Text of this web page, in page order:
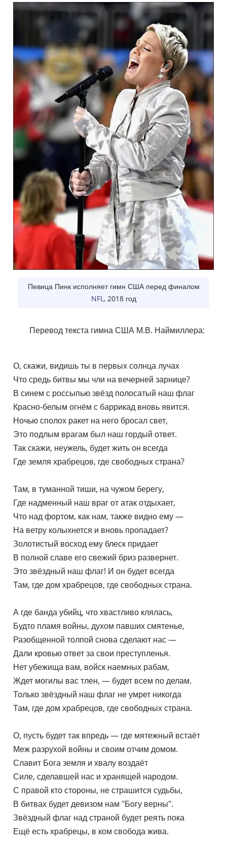
Певица Пинк исполняет гимн США перед финалом
NFL, 2018 год
Перевод текста гимна США М.В. Наймиллера:
    О, скажи, видишь ты в первых солнца лучах
    Что средь битвы мы чли на вечерней зарнице?
    В синем с россыпью звёзд полосатый наш флаг
    Красно-белым огнём с баррикад вновь явится.
    Ночью сполох ракет на него бросал свет,
    Это подлым врагам был наш гордый ответ.
    Так скажи, неужель, будет жить он всегда
    Где земля храбрецов, где свободных страна?
    Там, в туманной тиши, на чужом берегу,
    Где надменный наш враг от атак отдыхает,
    Что над фортом, как нам, также видно ему —
    На ветру колыхнется и вновь пропадает?
    Золотистый восход ему блеск придает
    В полной славе его свежий бриз развернет.
    Это звёздный наш флаг! И он будет всегда
    Там, где дом храбрецов, где свободных страна.
    А где банда убийц, что хвастливо клялась,
    Будто пламя войны, духом павших смятенье,
    Разобщенной толпой снова сделают нас —
    Дали кровью ответ за свои преступленья.
    Нет убежища вам, войск наемных рабам,
    Ждет могилы вас тлен, — будет всем по делам.
    Только звёздный наш флаг не умрет никогда
    Там, где дом храбрецов, где свободных страна.
    О, пусть будет так впредь — где мятежный встаёт
    Меж разрухой войны и своим отчим домом.
    Славит Бога земля и хвалу воздаёт
    Силе, сделавшей нас и хранящей народом.
    С правой кто стороны, не страшится судьбы,
    В битвах будет девизом нам "Богу верны".
    Звёздный флаг над страной будет реять пока
    Ещё есть храбрецы, в ком свобода жива.